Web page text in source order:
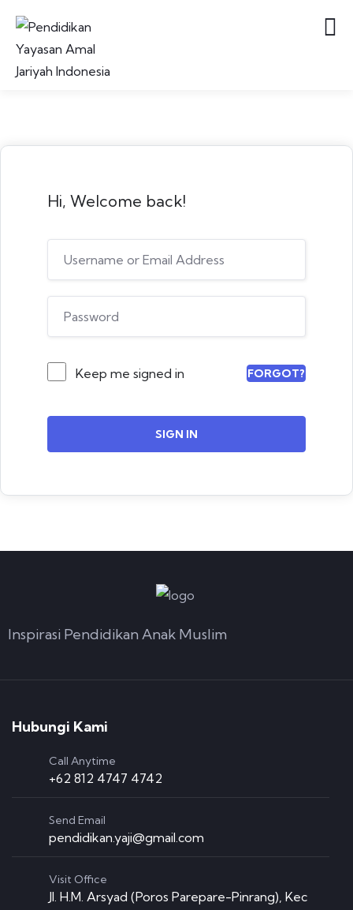
Hi, Welcome back!
Keep me signed in FORGOT?
SIGN IN
Inspirasi Pendidikan Anak Muslim
Hubungi Kami
Call Anytime
+62 812 4747 4742
Send Email
pendidikan.yaji@gmail.com
Visit Office
Jl. H.M. Arsyad (Poros Parepare-Pinrang), Kec